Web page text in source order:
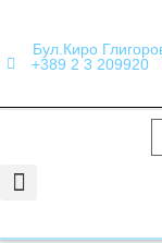
Бул.Киро
+389 2 3 209920